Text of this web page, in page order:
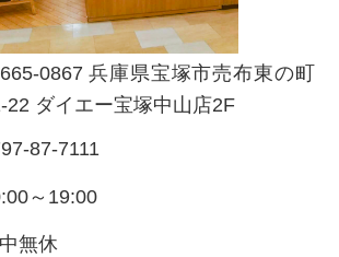
0867 兵庫県宝塚市売布東の町
22 ダイエー宝塚中山店2F
87-7111
～19:00
無休